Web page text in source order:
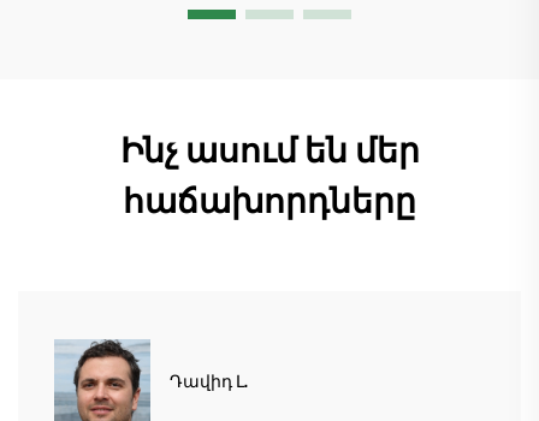
Ինչ ասում են մեր
հաճախորդները
Դավիդ Լ.